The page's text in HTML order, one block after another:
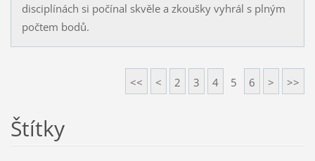
disciplínách si počínal skvěle a zkoušky vyhrál s plným
počtem bodů.
<< < 2 3 4 5 6 > >>
Štítky